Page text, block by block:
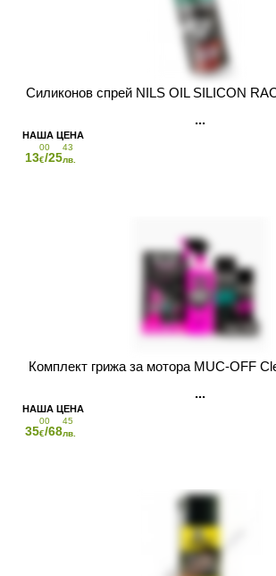
Силиконов спрей NILS OIL SILICON
13
00
€/25
43
лв.
Комплект грижа за мотора MUC-OFF
35
00
€/68
45
лв.